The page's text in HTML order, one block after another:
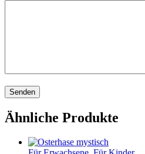
Ähnliche Produkte